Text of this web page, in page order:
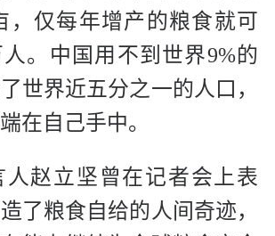
，仅每年增产的粮食就可
人。中国用不到世界9%的
世界近五分之一的人口，
在自己手中。
人赵立坚曾在记者会上表
了粮食自给的人间奇迹，